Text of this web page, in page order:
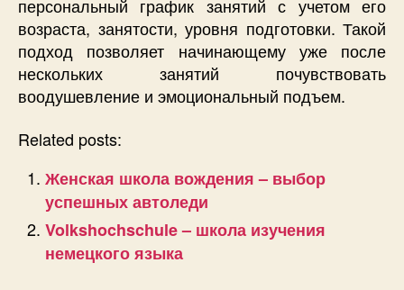
персональный график занятий с учетом его
возраста, занятости, уровня подготовки. Такой
подход позволяет начинающему уже после
нескольких занятий почувствовать
воодушевление и эмоциональный подъем.
Related posts:
Женская школа вождения – выбор
успешных автоледи
Volkshochschule – школа изучения
немецкого языка